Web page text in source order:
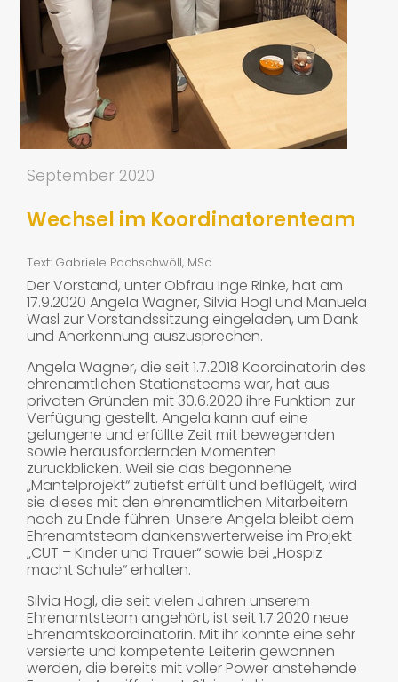
September 2020
Wechsel im Koordinatorenteam
Text: Gabriele Pachschwöll, MSc
Der Vorstand, unter Obfrau Inge Rinke, hat am
17.9.2020 Angela Wagner, Silvia Hogl und Manuela
Wasl zur Vorstandssitzung eingeladen, um Dank
und Anerkennung auszusprechen.
Angela Wagner, die seit 1.7.2018 Koordinatorin des
ehrenamtlichen Stationsteams war, hat aus
privaten Gründen mit 30.6.2020 ihre Funktion zur
Verfügung gestellt. Angela kann auf eine
gelungene und erfüllte Zeit mit bewegenden
sowie herausfordernden Momenten
zurückblicken. Weil sie das begonnene
„Mantelprojekt“ zutiefst erfüllt und beflügelt, wird
sie dieses mit den ehrenamtlichen Mitarbeitern
noch zu Ende führen. Unsere Angela bleibt dem
Ehrenamtsteam dankenswerterweise im Projekt
„CUT – Kinder und Trauer“ sowie bei „Hospiz
macht Schule“ erhalten.
Silvia Hogl, die seit vielen Jahren unserem
Ehrenamtsteam angehört, ist seit 1.7.2020 neue
Ehrenamtskoordinatorin. Mit ihr konnte eine sehr
versierte und kompetente Leiterin gewonnen
werden, die bereits mit voller Power anstehende